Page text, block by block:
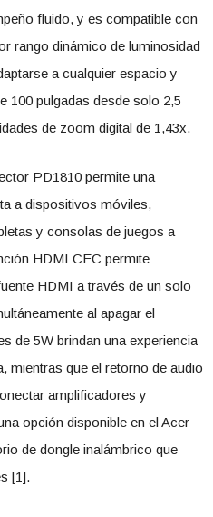
fluido, y es compatible con
rango dinámico de luminosidad
a cualquier espacio y
100 pulgadas desde solo 2,5
de zoom digital de 1,43x.
PD1810 permite una
a dispositivos móviles,
y consolas de juegos a
HDMI CEC permite
HDMI a través de un solo
al apagar el
de 5W brindan una experiencia
mientras que el retorno de audio
amplificadores y
opción disponible en el Acer
de dongle inalámbrico que
[1].